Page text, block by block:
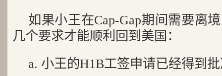
如果小王在Cap-Gap期间需要离
几个要求才能顺利回到美国：
a. 小王的H1B工签申请已经得到